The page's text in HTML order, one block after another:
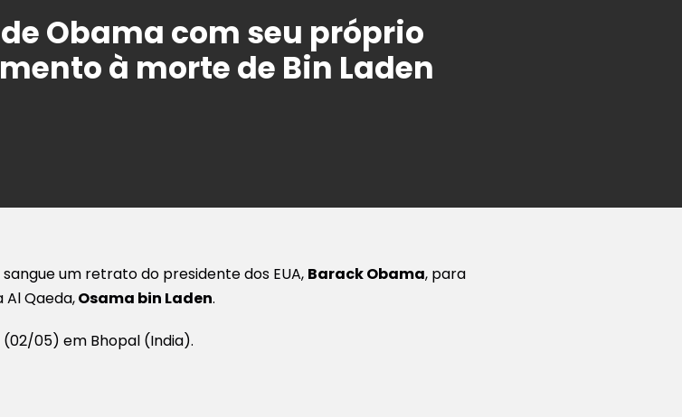
Obama com seu próprio
à morte de Bin Laden
um retrato do presidente dos EUA, Barack Obama, para
Qaeda,Osama bin Laden.
05) em Bhopal (India).